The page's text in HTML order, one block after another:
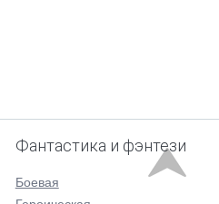
Фантастика и фэнтези
Боевая